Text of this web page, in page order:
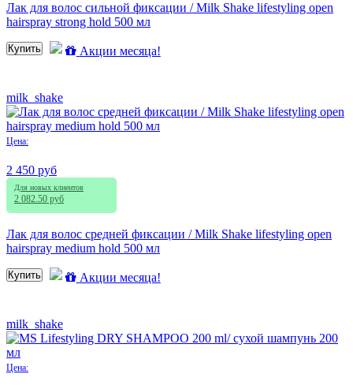
Лак для волос сильной фиксации / Milk Shake lifestyling open
hairspray strong hold 500 мл
Купить Акции месяца!
milk_shake
Цена:
2 450 руб
Для новых клиентов
2 082.50 руб
Лак для волос средней фиксации / Milk Shake lifestyling open
hairspray medium hold 500 мл
Купить Акции месяца!
milk_shake
Цена: